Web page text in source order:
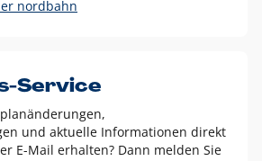
dürfen nur in Ausnahmefällen
zum Beispiel:
Fotohintergründen,
nordbahn
Service
und aktuelle Informationen direkt
E-Mail erhalten? Dann melden Sie